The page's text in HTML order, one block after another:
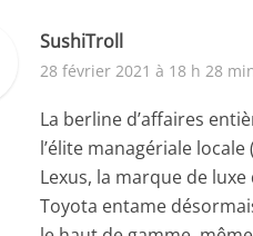
SushiTroll
28 février 2021 à 18 h 28
La berline d’affaires
l’élite managériale locale (
Lexus, la marque de
Toyota entame